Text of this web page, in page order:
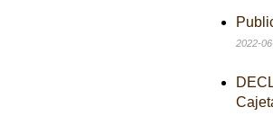
2022-